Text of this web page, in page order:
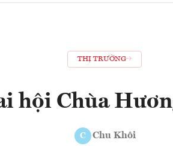
THỊ TRƯỜNG
hội Chùa
C Chu Khôi